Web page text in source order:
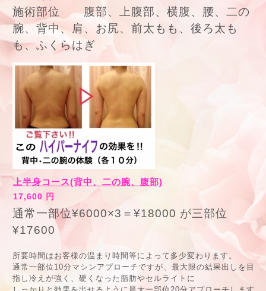
施術部位 腹部、上腹部、横腹、腰、二の
腕、背中、肩、お尻、前太もも、後ろ太も
も、ふくらはぎ
上半身コース(背中、二の腕、腹部)
17,600 円
通常一部位¥6000×3＝¥18000 が三部位
¥17600
所要時間はお客様の温まり時間等によって多少変わります。
通常一部位10分マシンアプローチですが、最大限の結果出しを目
指し冷えが強く、硬くなった脂肪やセルライトに